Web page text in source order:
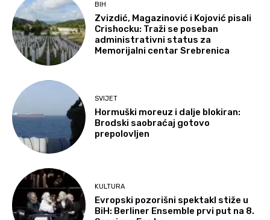
BIH
Zvizdić, Magazinović i Kojović pisali
Crishocku: Traži se poseban
administrativni status za
Memorijalni centar Srebrenica
SVIJET
Hormuški moreuz i dalje blokiran:
Brodski saobraćaj gotovo
prepolovljen
KULTURA
Evropski pozorišni spektakl stiže u
BiH: Berliner Ensemble prvi put na 8.